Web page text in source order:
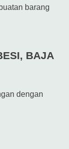
barang
BAJA
dengan